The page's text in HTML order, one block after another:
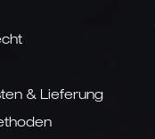
& Lieferung